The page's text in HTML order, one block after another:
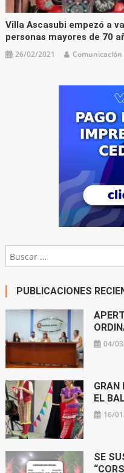
Villa Ascasubi empezó a
personas mayores de 70
26/02/2021 Comunicación
PUBLICACIONES
04/
GRAN
EL
16/
SE